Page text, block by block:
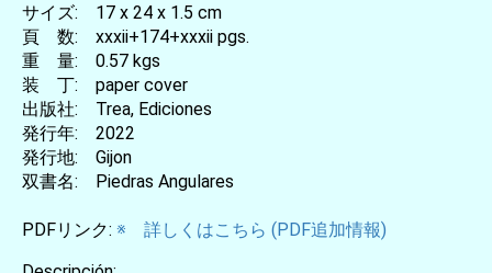
サイズ: 17 x 24 x 1.5 cm
頁 数: xxxii+174+xxxii pgs.
重 量: 0.57 kgs
装 丁: paper cover
出版社: Trea, Ediciones
発行年: 2022
発行地: Gijon
双書名: Piedras Angulares
PDFリンク: ※ 詳しくはこちら (PDF追加情報)